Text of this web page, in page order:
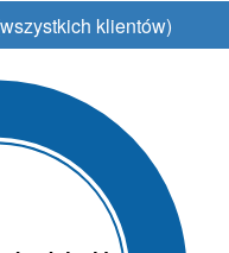
klientów)